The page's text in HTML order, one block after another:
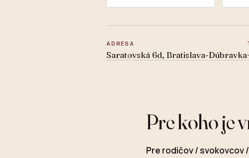
ADRESA
Saratovská 6d, Bratislava-Dúbravka
Pre koho je
Pre rodičov / svokovcov